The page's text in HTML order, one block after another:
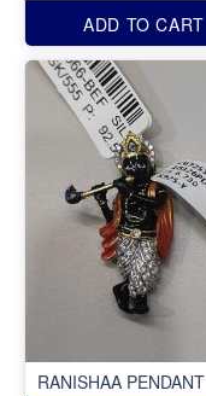
ADD TO CART
RANISHAA PENDANT